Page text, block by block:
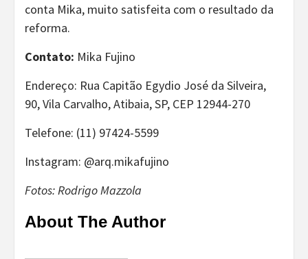
conta Mika, muito satisfeita com o resultado da
reforma.
Contato: Mika Fujino
Endereço: Rua Capitão Egydio José da Silveira,
90, Vila Carvalho, Atibaia, SP, CEP 12944-270
Telefone: (11) 97424-5599
Instagram: @arq.mikafujino
Fotos: Rodrigo Mazzola
About The Author